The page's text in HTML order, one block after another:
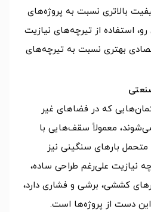
بالاتری نسبت به پروژه‌های
استفاده از تیرچه‌های نیازیت
بهتری نسبت به تیرچه‌های
که در فضاهای غیر
معمولاً سقف‌هایی با
متحمل بارهای سنگینی نیز
نیازیت علی‌رغم طراحی ساده،
کششی، برشی و فشاری دارد،
این دست از پروژه‌ها است.